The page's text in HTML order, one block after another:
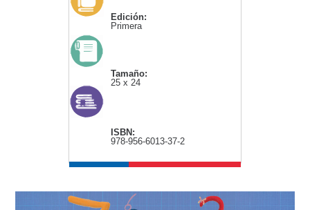
Edición:
Primera
Tamaño:
25 x 24
ISBN:
978-956-6013-37-2